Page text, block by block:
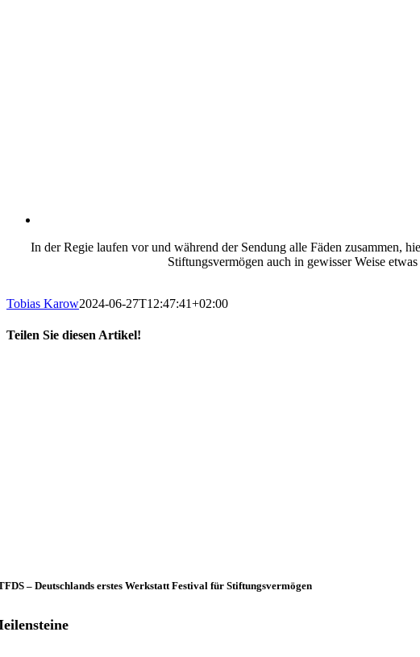
In der Regie laufen vor und während der Sendung alle Fäden zusammen,
Stiftungsvermögen auch in gewisser Weise
Tobias Karow2024-06-27T12:47:41+02:00
Teilen Sie diesen Artikel!
– Deutschlands erstes Werkstatt Festival für Stiftungsvermögen